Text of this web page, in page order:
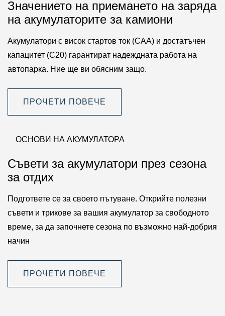
Значението на приемането на заряда
на акумулаторите за камиони
Акумулатори с висок стартов ток (CAA) и достатъчен
капацитет (C20) гарантират надеждната работа на
автопарка. Ние ще ви обясним защо.
ПРОЧЕТИ ПОВЕЧЕ
ОСНОВИ НА АКУМУЛАТОРА
Съвети за акумулатори през сезона
за отдих
Подгответе се за своето пътуване. Открийте полезни
съвети и трикове за вашия акумулатор за свободното
време, за да започнете сезона по възможно най-добрия
начин
ПРОЧЕТИ ПОВЕЧЕ